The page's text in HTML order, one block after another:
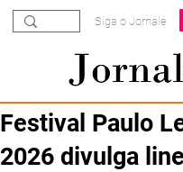
Siga o Jornale
Festival Paulo
2026 divulga